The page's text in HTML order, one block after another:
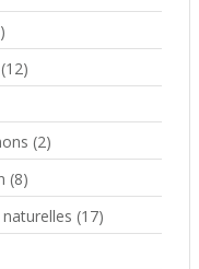
(12)
(2)
(8)
(17)